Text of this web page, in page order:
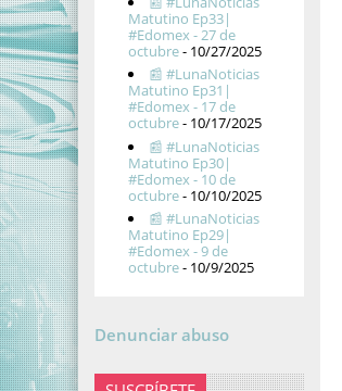
Matutino Ep33|
#Edomex - 27 de
octubre- 10/27/2025
📰 #LunaNoticias
Matutino Ep31|
#Edomex - 17 de
octubre- 10/17/2025
📰 #LunaNoticias
Matutino Ep30|
#Edomex - 10 de
octubre- 10/10/2025
📰 #LunaNoticias
Matutino Ep29|
#Edomex - 9 de
octubre- 10/9/2025
Denunciar abuso